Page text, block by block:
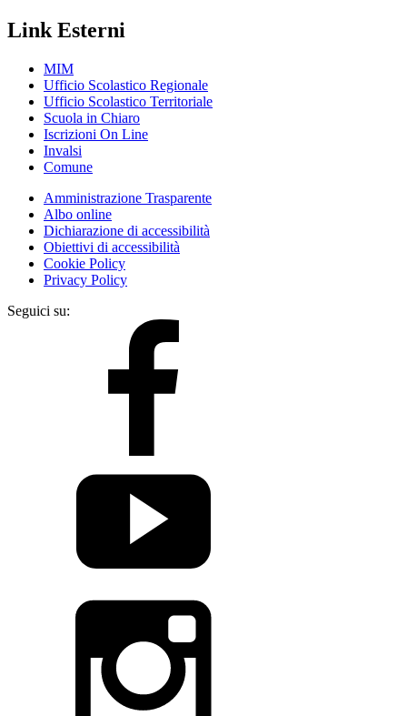
Link Esterni
MIM
Ufficio Scolastico Regionale
Ufficio Scolastico Territoriale
Scuola in Chiaro
Iscrizioni On Line
Invalsi
Comune
Amministrazione Trasparente
Albo online
Dichiarazione di accessibilità
Obiettivi di accessibilità
Cookie Policy
Privacy Policy
Seguici su: